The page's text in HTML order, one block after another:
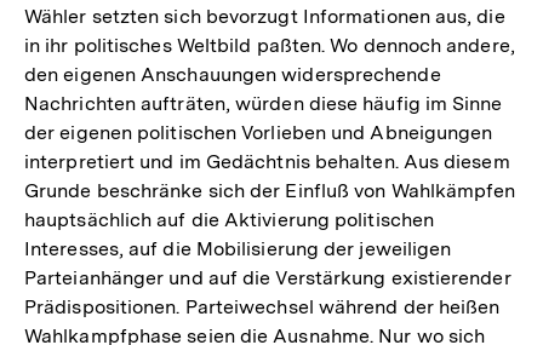
Wähler setzten sich bevorzugt Informationen aus, die
in ihr politisches Weltbild paßten. Wo dennoch andere,
den eigenen Anschauungen widersprechende
Nachrichten aufträten, würden diese häufig im Sinne
der eigenen politischen Vorlieben und Abneigungen
interpretiert und im Gedächtnis behalten. Aus diesem
Grunde beschränke sich der Einfluß von Wahlkämpfen
hauptsächlich auf die Aktivierung politischen
Interesses, auf die Mobilisierung der jeweiligen
Parteianhänger und auf die Verstärkung existierender
Prädispositionen. Parteiwechsel während der heißen
Wahlkampfphase seien die Ausnahme. Nur wo sich